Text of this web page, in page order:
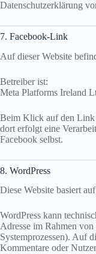
Datenschutzerklärung
7. Facebook-Link
Auf dieser Website
Betreiber ist:
Meta Platforms Ireland
Beim Klick auf den Link
dort erfolgt eine
Facebook selbst.
8. WordPress
Diese Website basiert
WordPress kann
Adresse im Rahmen
Systemprozessen). Auf
Kommentare oder